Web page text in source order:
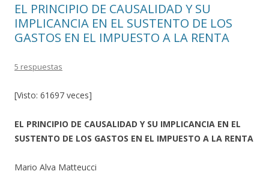
EL PRINCIPIO DE CAUSALIDAD Y SU
IMPLICANCIA EN EL SUSTENTO DE LOS
GASTOS EN EL IMPUESTO A LA RENTA
5 respuestas
[Visto: 61697 veces]
EL PRINCIPIO DE CAUSALIDAD Y SU IMPLICANCIA EN EL
SUSTENTO DE LOS GASTOS EN EL IMPUESTO A LA RENTA
Mario Alva Matteucci